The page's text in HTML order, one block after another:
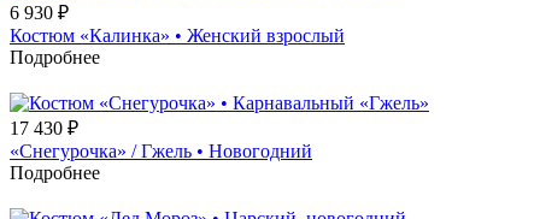
6 930 ₽
Костюм «Калинка» • Женский взрослый
Подробнее
17 430 ₽
«Снегурочка» / Гжель • Новогодний
Подробнее